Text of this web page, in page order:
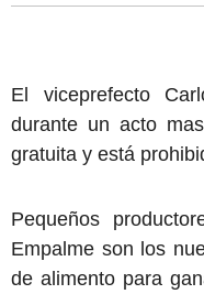
El viceprefecto
durante un acto
gratuita y está
Pequeños
Empalme son los
de alimento para